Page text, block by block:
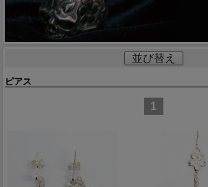
並び替え
ピアス
1